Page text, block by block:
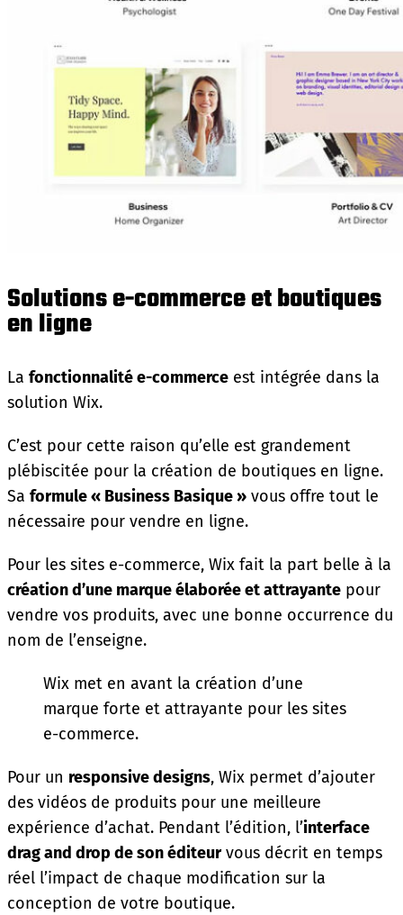
Solutions e-commerce et boutiques
en ligne
La fonctionnalité e-commerce est intégrée dans la
solution Wix.
C’est pour cette raison qu’elle est grandement
plébiscitée pour la création de boutiques en ligne.
Sa formule « Business Basique » vous offre tout le
nécessaire pour vendre en ligne.
Pour les sites e-commerce, Wix fait la part belle à la
création d’une marque élaborée et attrayante pour
vendre vos produits, avec une bonne occurrence du
nom de l’enseigne.
Wix met en avant la création d’une
marque forte et attrayante pour les sites
e-commerce.
Pour un responsive designs, Wix permet d’ajouter
des vidéos de produits pour une meilleure
expérience d’achat. Pendant l’édition, l’interface
drag and drop de son éditeurvous décrit en temps
réel l’impact de chaque modification sur la
conception de votre boutique.